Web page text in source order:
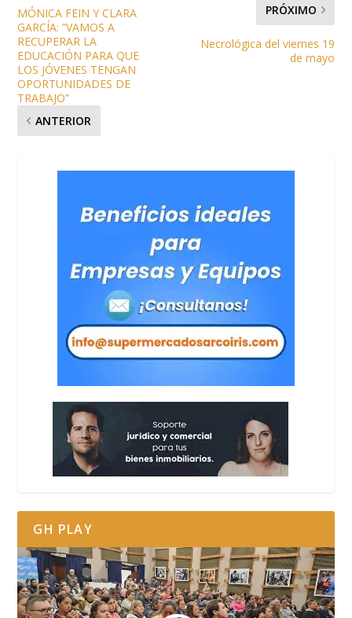
MÓNICA FEIN Y CLARA
GARCÍA: “VAMOS A
RECUPERAR LA
EDUCACIÓN PARA QUE
LOS JÓVENES TENGAN
OPORTUNIDADES DE
TRABAJO”
ANTERIOR
PRÓXIMO
Necrológica del viernes 19
de mayo
GH PLAY